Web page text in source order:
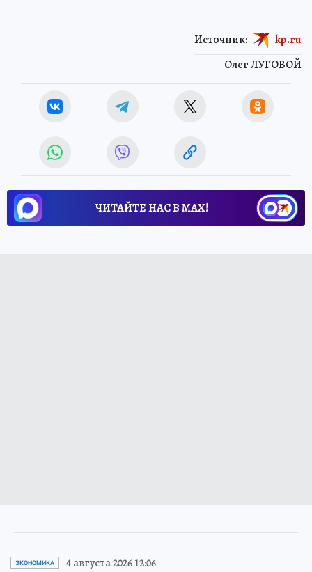
Олег ЛУГОВОЙ
Источник: kp.ru
ЧИТАЙТЕ НАС В МАХ!
ЭКОНОМИКА 4 августа 2026 12:06